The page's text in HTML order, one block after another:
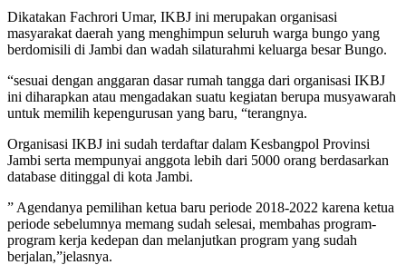
Dikatakan Fachrori Umar, IKBJ ini merupakan organisasi
masyarakat daerah yang menghimpun seluruh warga bungo yang
berdomisili di Jambi dan wadah silaturahmi keluarga besar Bungo.
“sesuai dengan anggaran dasar rumah tangga dari organisasi IKBJ
ini diharapkan atau mengadakan suatu kegiatan berupa musyawarah
untuk memilih kepengurusan yang baru, “terangnya.
Organisasi IKBJ ini sudah terdaftar dalam Kesbangpol Provinsi
Jambi serta mempunyai anggota lebih dari 5000 orang berdasarkan
database ditinggal di kota Jambi.
” Agendanya pemilihan ketua baru periode 2018-2022 karena ketua
periode sebelumnya memang sudah selesai, membahas program-
program kerja kedepan dan melanjutkan program yang sudah
berjalan,”jelasnya.